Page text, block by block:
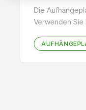
Die
Verwenden